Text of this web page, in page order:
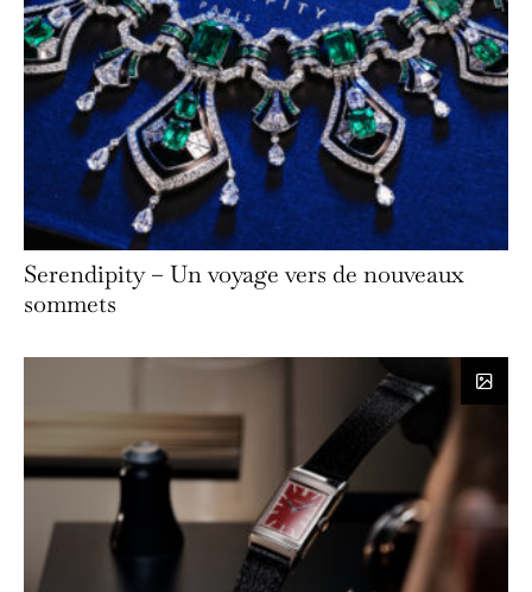
Serendipity – Un voyage vers de nouveaux
sommets